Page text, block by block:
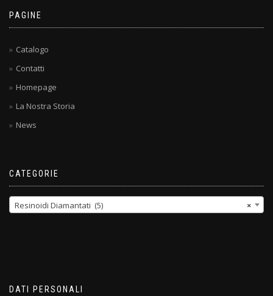
PAGINE
Catalogo
Contatti
Homepage
La Nostra Storia
News
CATEGORIE
×
Resinoidi Diamantati (5)
DATI PERSONALI